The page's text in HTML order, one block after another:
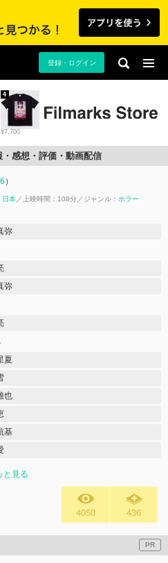
登録・ログイン
¥7,700
4
感想・評価・動画配信
）
日本 上映時間：108分 ジャンル： ホラー
弥
弥
夏
也
基
と見る
4050 436
PR